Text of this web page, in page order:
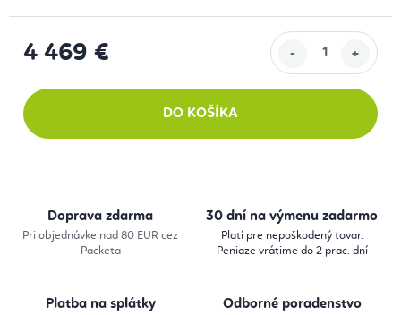
4 469 €
DO KOŠÍKA
Doprava zdarma
Pri objednávke nad 80 EUR cez
Packeta
30 dní na výmenu zadarmo
Platí pre nepoškodený tovar.
Peniaze vrátime do 2 prac. dní
Platba na splátky Odborné poradenstvo